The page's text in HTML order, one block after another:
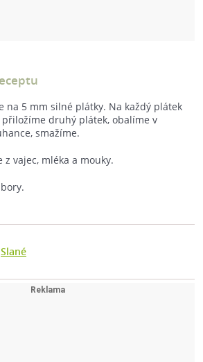
na 5 mm silné plátky. Na každý plátek
druhý plátek, obalíme v
smažíme.
z vajec, mléka a mouky.
Slané